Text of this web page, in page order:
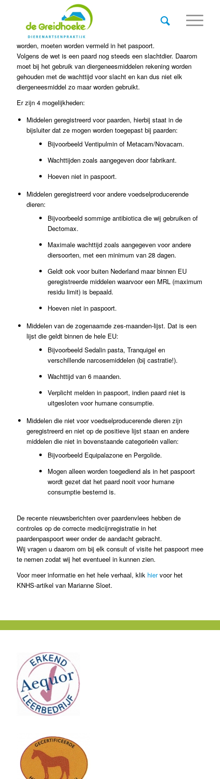
Sommige diergeneesmiddelen die bij uw paard gebruikt kunnen
worden, moeten worden vermeld in het paspoort.
Volgens de wet is een paard nog steeds een slachtdier. Daarom
moet bij het gebruik van diergeneesmiddelen rekening worden
gehouden met de wachttijd voor slacht en kan dus niet elk
diergeneesmiddel zo maar worden gebruikt.
Er zijn 4 mogelijkheden:
Middelen geregistreerd voor paarden, hierbij staat in de
bijsluiter dat ze mogen worden toegepast bij paarden:
Bijvoorbeeld Ventipulmin of Metacam/Novacam.
Wachttijden zoals aangegeven door fabrikant.
Hoeven niet in paspoort.
Middelen geregistreerd voor andere voedselproducerende
dieren:
Bijvoorbeeld sommige antibiotica die wij gebruiken of
Dectomax.
Maximale wachttijd zoals aangegeven voor andere
diersoorten, met een minimum van 28 dagen.
Geldt ook voor buiten Nederland maar binnen EU
geregistreerde middelen waarvoor een MRL (maximum
residu limit) is bepaald.
Hoeven niet in paspoort.
Middelen van de zogenaamde zes-maanden-lijst. Dat is een
lijst die geldt binnen de hele EU:
Bijvoorbeeld Sedalin pasta, Tranquigel en
verschillende narcosemiddelen (bij castratie!).
Wachttijd van 6 maanden.
Verplicht melden in paspoort, indien paard niet is
uitgesloten voor humane consumptie.
Middelen die niet voor voedselproducerende dieren zijn
geregistreerd en niet op de positieve lijst staan en andere
middelen die niet in bovenstaande categorieën vallen:
Bijvoorbeeld Equipalazone en Pergolide.
Mogen alleen worden toegediend als in het paspoort
wordt gezet dat het paard nooit voor humane
consumptie bestemd is.
De recente nieuwsberichten over paardenvlees hebben de
controles op de correcte medicijnregistratie in het
paardenpaspoort weer onder de aandacht gebracht.
Wij vragen u daarom om bij elk consult of visite het paspoort mee
te nemen zodat wij het eventueel in kunnen zien.
Voor meer informatie en het hele verhaal, klik hiervoor het
KNHS-artikel van Marianne Sloet.